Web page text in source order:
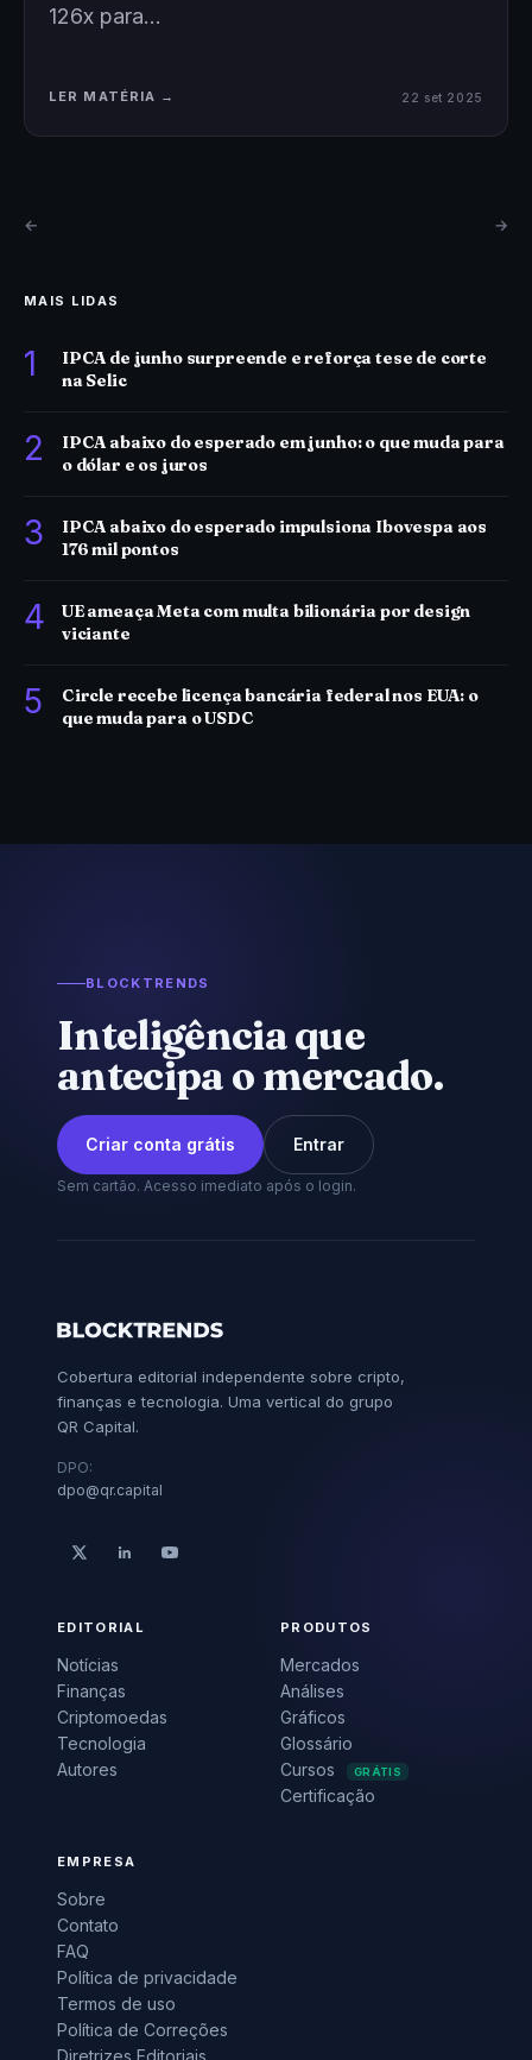
126x para…
LER MATÉRIA → 22 set 2025
← →
MAIS LIDAS
1
IPCA de junho surpreende e reforça tese de corte
na Selic
2
IPCA abaixo do esperado em junho: o que muda para
o dólar e os juros
3
IPCA abaixo do esperado impulsiona Ibovespa aos
176 mil pontos
4
UE ameaça Meta com multa bilionária por design
viciante
5
Circle recebe licença bancária federal nos EUA: o
que muda para o USDC
BLOCKTRENDS
Inteligência que
antecipa o mercado.
Criar conta grátis Entrar
Sem cartão. Acesso imediato após o login.
Cobertura editorial independente sobre cripto,
finanças e tecnologia. Uma vertical do grupo
QR Capital.
DPO:
dpo@qr.capital
EDITORIAL
Notícias
Finanças
Criptomoedas
Tecnologia
Autores
PRODUTOS
Mercados
Análises
Gráficos
Glossário
Cursos
GRÁTIS
Certificação
EMPRESA
Sobre
Contato
FAQ
Política de privacidade
Termos de uso
Política de Correções
Diretrizes Editoriais